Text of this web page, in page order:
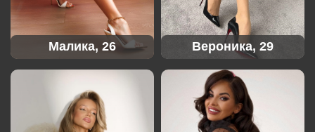
Малика, 26 Вероника, 29